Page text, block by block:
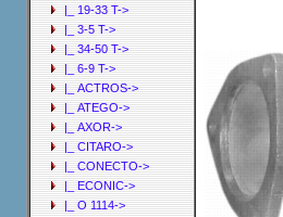
|_ 19-33 T->
|_ 3-5 T->
|_ 34-50 T->
|_ 6-9 T->
|_ ACTROS->
|_ ATEGO->
|_ AXOR->
|_ CITARO->
|_ CONECTO->
|_ ECONIC->
|_ O 1114->